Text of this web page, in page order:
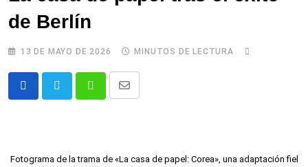
de Berlín
13 DE MAYO DE 2026 MINUTOS DE LECTURA
WhatsappComparte
Fotograma de la trama de «La casa de papel: Corea», una adaptación fiel